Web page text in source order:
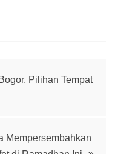
Pilihan Tempat
Mempersembahkan